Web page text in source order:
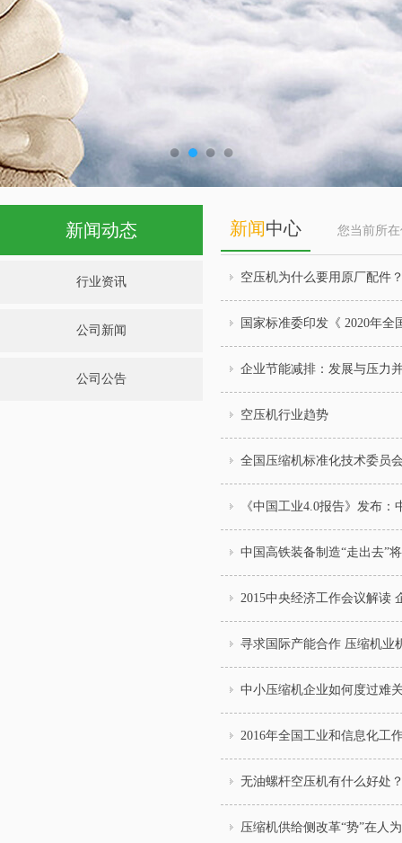
新闻动态
行业资讯
公司新闻
公司公告
新闻中心 您当前所
空压机为什么要用原厂配件
国家标准委印发《 2020年全
企业节能减排：发展与压力
空压机行业趋势
全国压缩机标准化技术委员
《中国工业4.0报告》发布：
中国高铁装备制造“走出去”
2015中央经济工作会议解读
寻求国际产能合作 压缩机业
中小压缩机企业如何度过难
2016年全国工业和信息化工
无油螺杆空压机有什么好处
压缩机供给侧改革“势”在人为